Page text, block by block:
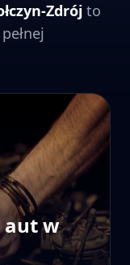
Zdrój to
aut w